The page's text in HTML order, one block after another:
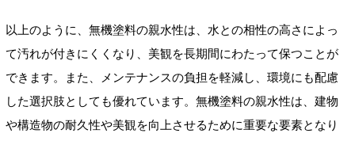
以上のように、無機塗料の親水性は、水との相性の高さによっ
て汚れが付きにくくなり、美観を長期間にわたって保つことが
できます。また、メンテナンスの負担を軽減し、環境にも配慮
した選択肢としても優れています。無機塗料の親水性は、建物
や構造物の耐久性や美観を向上させるために重要な要素となり